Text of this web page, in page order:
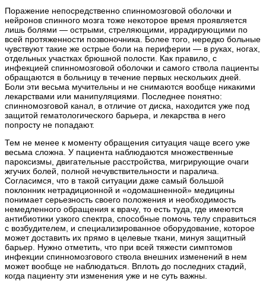
Поражение непосредственно спинномозговой оболочки и
нейронов спинного мозга тоже некоторое время проявляется
лишь болями — острыми, стреляющими, иррадирующими по
всей протяженности позвоночника. Более того, нередко больные
чувствуют такие же острые боли на периферии — в руках, ногах,
отдельных участках брюшной полости. Как правило, с
инфекцией спинномозговой оболочки и самого ствола пациенты
обращаются в больницу в течение первых нескольких дней.
Боли эти весьма мучительны и не снимаются вообще никакими
лекарствами или манипуляциями. Последнее понятно:
спинномозговой канал, в отличие от диска, находится уже под
защитой гематологического барьера, и лекарства в него
попросту не попадают.
Тем не менее к моменту обращения ситуация чаще всего уже
весьма сложна. У пациента наблюдаются множественные
пароксизмы, двигательные расстройства, мигрирующие очаги
жгучих болей, полной нечувствительности и паралича.
Согласимся, что в такой ситуации даже самый большой
поклонник нетрадиционной и «одомашненной» медицины
понимает серьезность своего положения и необходимость
немедленного обращения к врачу, то есть туда, где имеются
антибиотики узкого спектра, способные помочь телу справиться
с возбудителем, и специализированное оборудование, которое
может доставить их прямо в целевые ткани, минуя защитный
барьер. Нужно отметить, что при всей тяжести симптомов
инфекции спинномозгового ствола внешних изменений в нем
может вообще не наблюдаться. Вплоть до последних стадий,
когда пациенту эти изменения уже и не суть важны.